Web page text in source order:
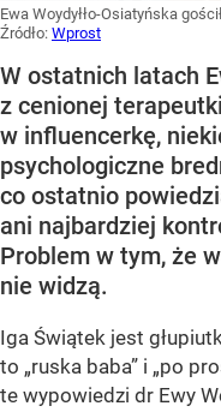
Ewa Woydyłło-Osiatyńska
Źródło: Wprost
W ostatnich latach
z cenionej
w influencerkę,
psychologiczne
co ostatnio
ani najbardziej
Problem w tym, że
nie widzą.
Iga Świątek jest
to „ruska baba” i „po
te wypowiedzi dr Ewy